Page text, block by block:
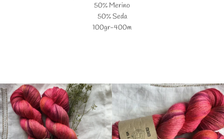
50% Merino
50% Seda
100gr-400m